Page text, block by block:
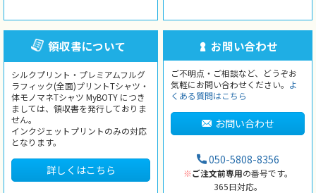
領収書について
シルクプリント・プレミアムフルグ
ラフィック(全面)プリントTシャツ・
体モノマネTシャツ MyBOTY につき
ましては、領収書を発行しておりま
せん。
インクジェットプリントのみの対応
となります。
詳しくはこちら
お問い合わせ
ご不明点・ご相談など、どうぞお
気軽にお問い合わせください。 よ
くある質問はこちら
お問い合わせ
050-5808-8356
※ご注文前専用の番号です。
365日対応。